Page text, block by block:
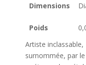
Dimensions
Poids
Artiste
surnommée, par